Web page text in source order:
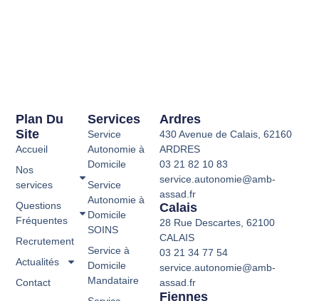
Services
Service
Autonomie à
Domicile
Service
Autonomie à
Domicile
SOINS
Service à
Domicile
Mandataire
Plan Du
Site
Accueil
Nos
services
Questions
Fréquentes
Recrutement
Actualités
Contact
Ardres
430 Avenue de Calais, 62160
ARDRES
03 21 82 10 83
service.autonomie@amb-
assad.fr
Calais
28 Rue Descartes, 62100
CALAIS
03 21 34 77 54
service.autonomie@amb-
assad.fr
Fiennes